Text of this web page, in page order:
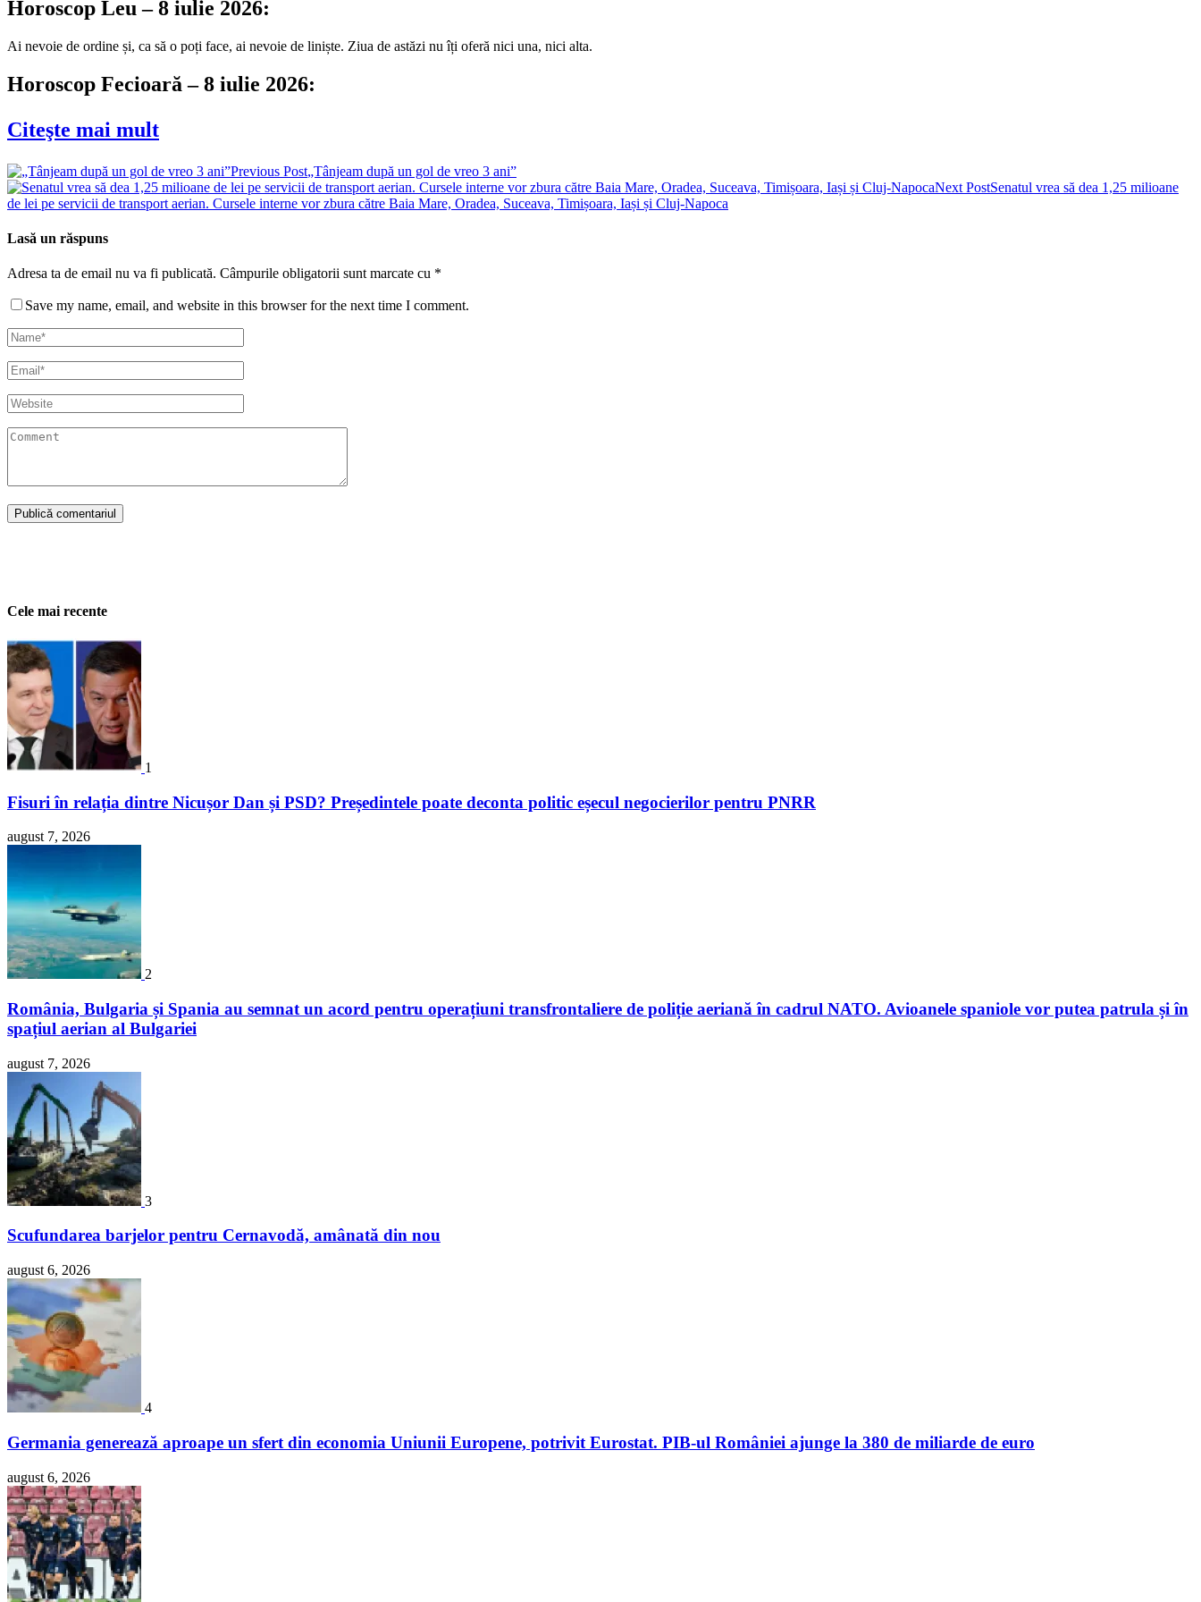
Horoscop Leu – 8 iulie 2026:
Ai nevoie de ordine și, ca să o poți face, ai nevoie de liniște. Ziua de astăzi nu îți oferă nici una, nici alta.
Horoscop Fecioară – 8 iulie 2026:
Citeşte mai mult
Previous Post„Tânjeam după un gol de vreo 3 ani”
Next PostSenatul vrea să dea 1,25 milioane
de lei pe servicii de transport aerian. Cursele interne vor zbura către Baia Mare, Oradea, Suceava, Timișoara, Iași și Cluj-Napoca
Lasă un răspuns
Adresa ta de email nu va fi publicată. Câmpurile obligatorii sunt marcate cu *
Save my name, email, and website in this browser for the next time I comment.
Cele mai recente
1
Fisuri în relația dintre Nicușor Dan și PSD? Președintele poate deconta politic eșecul negocierilor pentru PNRR
august 7, 2026
2
România, Bulgaria și Spania au semnat un acord pentru operațiuni transfrontaliere de poliție aeriană în cadrul NATO. Avioanele spaniole vor putea patrula și în
spațiul aerian al Bulgariei
august 7, 2026
3
Scufundarea barjelor pentru Cernavodă, amânată din nou
august 6, 2026
4
Germania generează aproape un sfert din economia Uniunii Europene, potrivit Eurostat. PIB-ul României ajunge la 380 de miliarde de euro
august 6, 2026